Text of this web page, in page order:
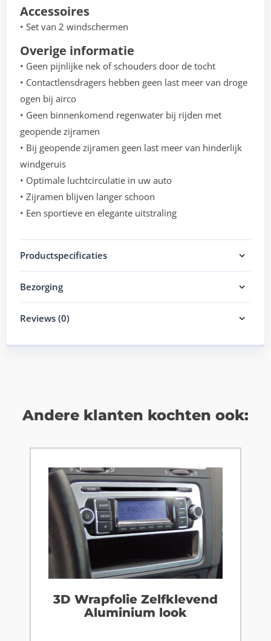
Accessoires
• Set van 2 windschermen
Overige informatie
• Geen pijnlijke nek of schouders door de tocht
• Contactlensdragers hebben geen last meer van droge
ogen bij airco
• Geen binnenkomend regenwater bij rijden met
geopende zijramen
• Bij geopende zijramen geen last meer van hinderlijk
windgeruis
• Optimale luchtcirculatie in uw auto
• Zijramen blijven langer schoon
• Een sportieve en elegante uitstraling
Productspecificaties
Bezorging
Reviews (0)
Andere klanten kochten ook:
3D Wrapfolie Zelfklevend
Aluminium look